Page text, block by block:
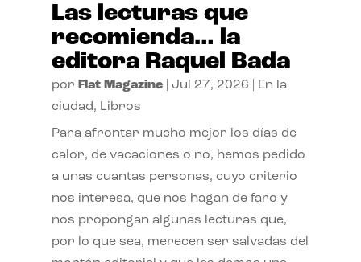
Las lecturas que
recomienda… la
editora Raquel Bada
por Flat Magazine| Jul 27, 2026
En la
ciudad, Libros
Para afrontar mucho mejor los días de
calor, de vacaciones o no, hemos pedido
a unas cuantas personas, cuyo criterio
nos interesa, que nos hagan de faro y
nos propongan algunas lecturas que,
por lo que sea, merecen ser salvadas del